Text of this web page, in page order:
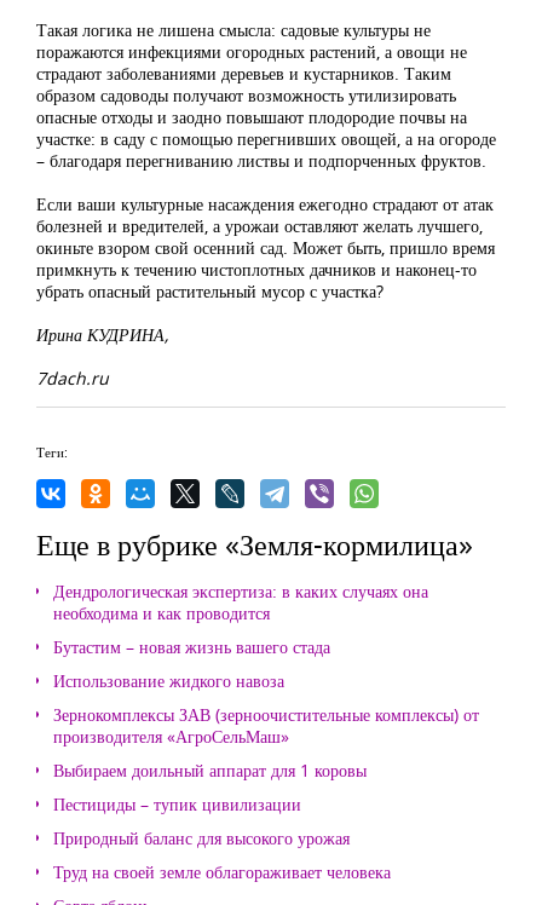
Такая логика не лишена смысла: садовые культуры не
поражаются инфекциями огородных растений, а овощи не
страдают заболеваниями деревьев и кустарников. Таким
образом садоводы получают возможность утилизировать
опасные отходы и заодно повышают плодородие почвы на
участке: в саду с помощью перегнивших овощей, а на огороде
– благодаря перегниванию листвы и подпорченных фруктов.
Если ваши культурные насаждения ежегодно страдают от атак
болезней и вредителей, а урожаи оставляют желать лучшего,
окиньте взором свой осенний сад. Может быть, пришло время
примкнуть к течению чистоплотных дачников и наконец-то
убрать опасный растительный мусор с участка?
Ирина КУДРИНА,
7dach.ru
Теги:
Еще в рубрике «Земля-кормилица»
Дендрологическая экспертиза: в каких случаях она
необходима и как проводится
Бутастим – новая жизнь вашего стада
Использование жидкого навоза
Зернокомплексы ЗАВ (зерноочистительные комплексы) от
производителя «АгроСельМаш»
Выбираем доильный аппарат для 1 коровы
Пестициды – тупик цивилизации
Природный баланс для высокого урожая
Труд на своей земле облагораживает человека